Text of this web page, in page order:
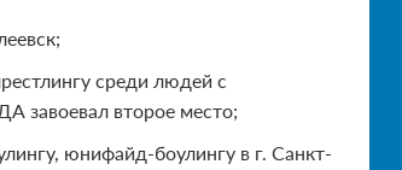
среди людей с
завоевал второе место;
юнифайд-боулингу в г. Санкт-